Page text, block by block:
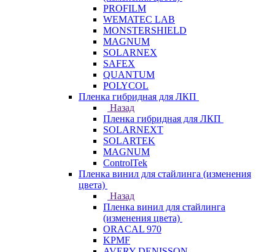
PROFILM
WEMATEC LAB
MONSTERSHIELD
MAGNUM
SOLARNEX
SAFEX
QUANTUM
POLYCOL
Пленка гибридная для ЛКП
Назад
Пленка гибридная для ЛКП
SOLARNEXT
SOLARTEK
MAGNUM
ControlTek
Пленка винил для стайлинга (изменения
цвета)
Назад
Пленка винил для стайлинга
(изменения цвета)
ORACAL 970
KPMF